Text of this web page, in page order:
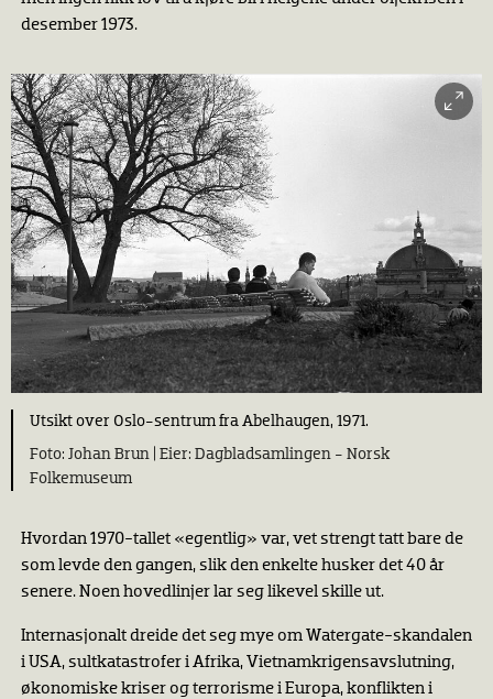
desember 1973.
Utsikt over Oslo-sentrum fra Abelhaugen, 1971.
Johan Brun |
Dagbladsamlingen - Norsk
Folkemuseum
Hvordan 1970-tallet «egentlig» var, vet strengt tatt bare de
som levde den gangen, slik den enkelte husker det 40 år
senere. Noen hovedlinjer lar seg likevel skille ut.
Internasjonalt dreide det seg mye om Watergate-skandalen
i USA, sultkatastrofer i Afrika, Vietnamkrigensavslutning,
økonomiske kriser og terrorisme i Europa, konflikten i